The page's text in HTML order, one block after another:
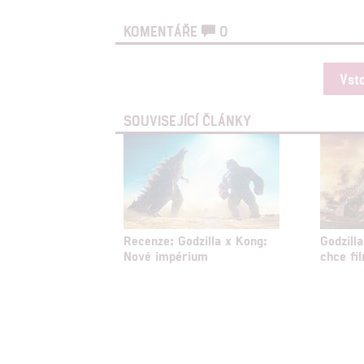
KOMENTÁŘE 0
SOUVISEJÍCÍ ČLÁNKY
Recenze: Godzilla x Kong:
Nové impérium
chce
Udělením
možnost:
Poskytování